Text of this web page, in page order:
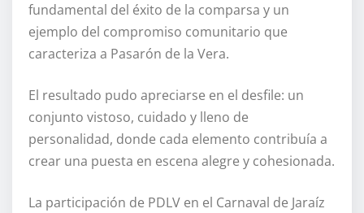
fundamental del éxito de la comparsa y un
ejemplo del compromiso comunitario que
caracteriza a Pasarón de la Vera.
El resultado pudo apreciarse en el desfile: un
conjunto vistoso, cuidado y lleno de
personalidad, donde cada elemento contribuía a
crear una puesta en escena alegre y cohesionada.
La participación de PDLV en el Carnaval de Jaraíz